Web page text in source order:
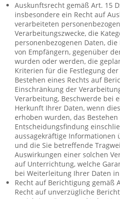
Auskunftsrecht gemäß Art. 15
insbesondere ein Recht auf
verarbeiteten
Verarbeitungszwecke, die
personenbezogenen Daten,
von Empfängern, gegenüber
wurden oder werden, die
Kriterien für die Festlegung
Bestehen eines Rechts auf
Einschränkung der
Verarbeitung, Beschwerde bei
Herkunft Ihrer Daten, wenn
erhoben wurden, das
Entscheidungsfindung
aussagekräftige Informationen
und die Sie betreffende
Auswirkungen einer solchen
auf Unterrichtung, welche
bei Weiterleitung Ihrer Daten
Recht auf Berichtigung gemäß
Recht auf unverzügliche